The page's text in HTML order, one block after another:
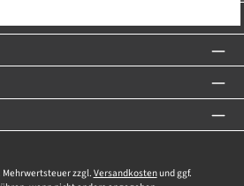
zzgl. Versandkostenund ggf.